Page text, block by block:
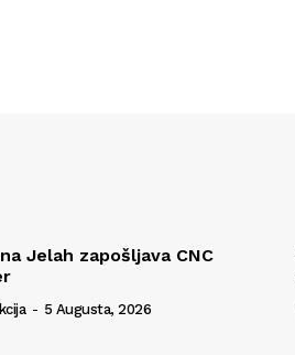
Jelah zapošljava CNC
- 5 Augusta, 2026